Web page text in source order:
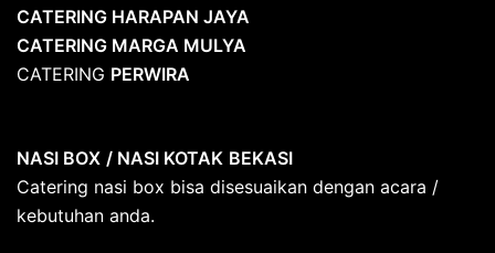
CATERING HARAPAN JAYA
CATERING MARGA MULYA
CATERING PERWIRA
NASI BOX / NASI KOTAK BEKASI
Catering nasi box bisa disesuaikan dengan acara /
kebutuhan anda.